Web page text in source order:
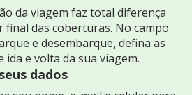
da viagem faz total diferença
final das coberturas. No campo
e desembarque, defina as
ida e volta da sua viagem.
dados